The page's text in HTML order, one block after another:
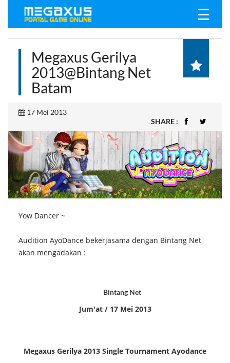
☰
Megaxus Gerilya
2013@Bintang Net
Batam
17 Mei 2013
SHARE :
Yow Dancer ~
Audition AyoDance bekerjasama dengan Bintang Net
akan mengadakan :
Bintang Net
Jum'at / 17 Mei 2013
Megaxus Gerilya 2013 Single Tournament Ayodance